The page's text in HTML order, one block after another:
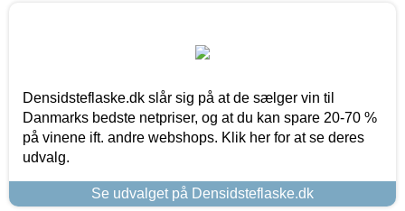
Densidsteflaske.dk slår sig på at de sælger vin til
Danmarks bedste netpriser, og at du kan spare 20-70 %
på vinene ift. andre webshops. Klik her for at se deres
udvalg.
Se udvalget på Densidsteflaske.dk